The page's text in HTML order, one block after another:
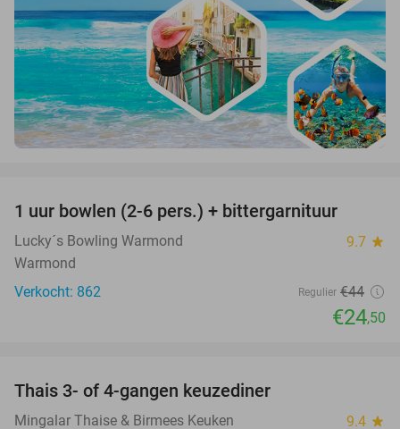
1 uur bowlen (2-6 pers.) + bittergarnituur
Lucky´s Bowling Warmond 9.7 star
Warmond
Verkocht: 862
Regulier €44
€24,50
Thais 3- of 4-gangen keuzediner
Mingalar Thaise & Birmees Keuken 9.4 star